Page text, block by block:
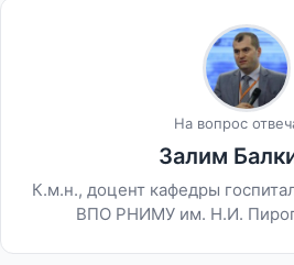
На вопрос
Залим
К.м.н., доцент кафедры
ВПО РНИМУ им. Н.И.